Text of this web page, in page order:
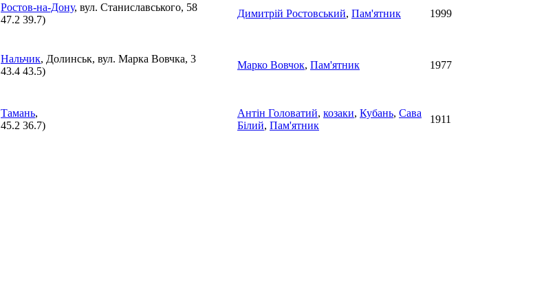
Ростов-на-Дону, вул. Станиславського, 58
47.2 39.7)
Димитрій Ростовський, Пам'ятник 1999
Нальчик, Долинськ, вул. Марка Вовчка, 3
43.4 43.5)
Марко Вовчок, Пам'ятник 1977
Тамань,
45.2 36.7)
Антін Головатий, козаки, Кубань, Сава
Білий, Пам'ятник
1911